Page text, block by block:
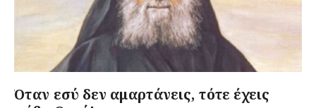
Όταν εσύ δεν αμαρτάνεις, τότε έχεις